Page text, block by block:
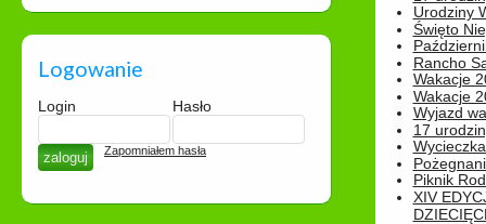
Logowanie
Login Hasło
Zapomniałem hasła
Urodziny
Święto
Rancho
Wakacje
Wakacje
Wyjazd
17
Piknik
XIV